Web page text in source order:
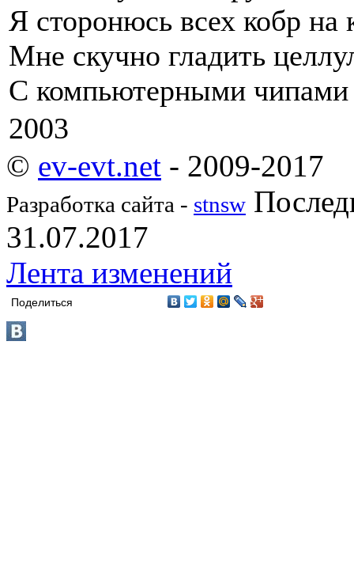
Я сторонюсь всех кобр на
Мне скучно гладить
С компьютерными чипами
2003
© ev-evt.net - 2009-2017
Разработка сайта - stnsw
31.07.2017
Лента изменений
Поделиться